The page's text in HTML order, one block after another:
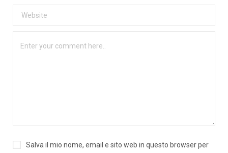
Salva il mio nome, email e sito web in questo browser per